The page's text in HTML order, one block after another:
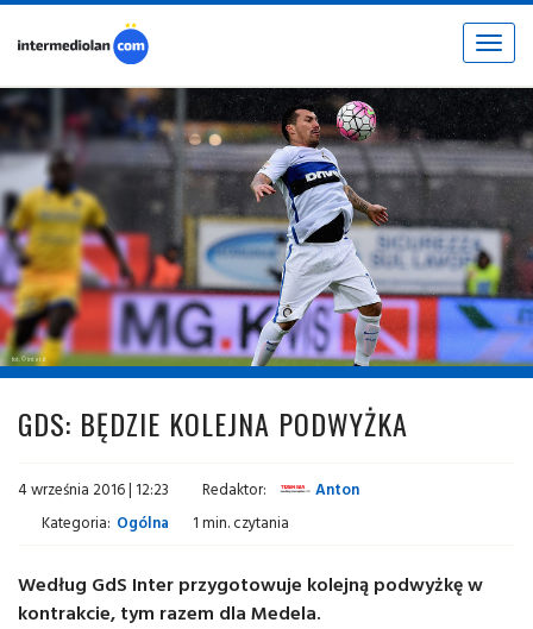
Toggle
fot. © inter.it
GDS: BĘDZIE KOLEJNA PODWYŻKA
4 września 2016 | 12:23 Redaktor:
Anton
Kategoria: Ogólna 1 min. czytania
Według GdS Inter przygotowuje kolejną podwyżkę w
kontrakcie, tym razem dla Medela.